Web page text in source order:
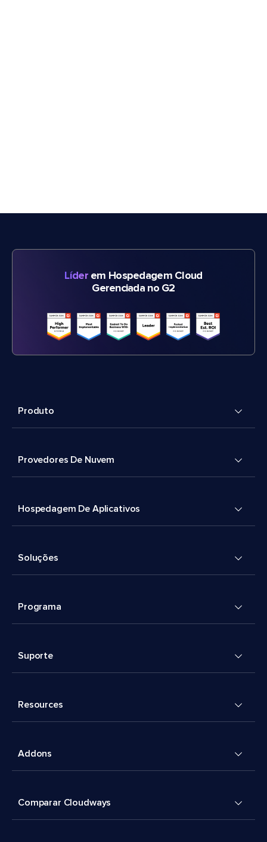
Líderem Hospedagem Cloud
Gerenciada no G2
Produto
Provedores De Nuvem
Hospedagem De Aplicativos
Soluções
Programa
Suporte
Resources
Addons
Comparar Cloudways